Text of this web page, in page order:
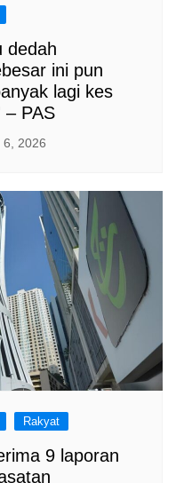
dedah
ini pun
lagi kes
– PAS
6, 2026
Rakyat
9 laporan